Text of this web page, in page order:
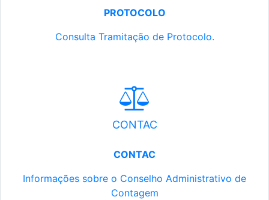
PROTOCOLO
Consulta Tramitação de Protocolo.
CONTAC
CONTAC
Informações sobre o Conselho Administrativo de
Contagem